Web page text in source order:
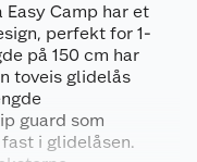
Camp har et
perfekt for 1-
på 150 cm har
toveis glidelås
guard som
i glidelåsen.
5709388148810
240204